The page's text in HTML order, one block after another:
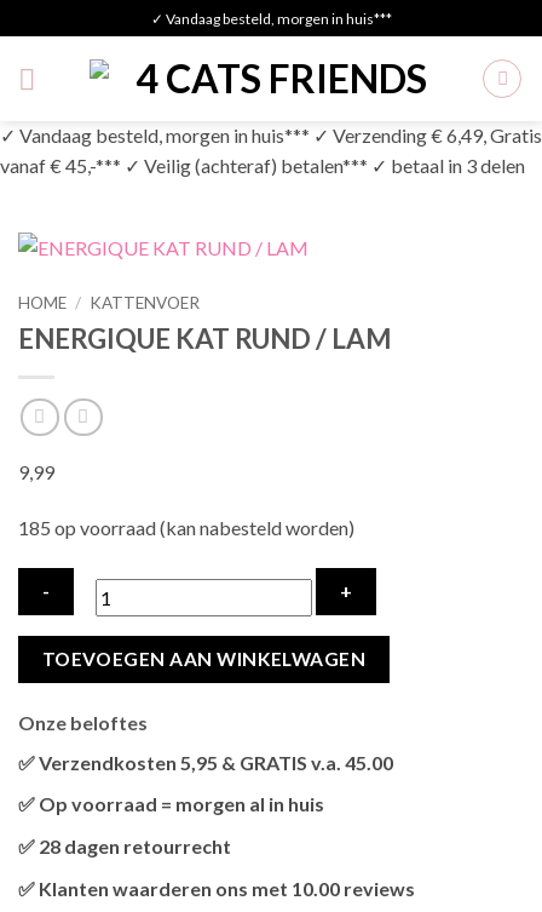
to
content
✓ Vandaag besteld, morgen in huis***
✓ Vandaag besteld, morgen in huis*** ✓ Verzending € 6,49, Gratis
vanaf € 45,-*** ✓ Veilig (achteraf) betalen*** ✓ betaal in 3 delen
HOME / KATTENVOER
ENERGIQUE KAT RUND / LAM
9,99
185 op voorraad (kan nabesteld worden)
ENERGIQUE
/
LAM
TOEVOEGEN AAN WINKELWAGEN
Onze beloftes
✅ Verzendkosten 5,95 & GRATIS v.a. 45.00
bestellingen v.a. 45,00 worden gratis verzonden.
✅ Op voorraad = morgen al in huis
hetvandaag nog verzonden
✅ 28 dagen retourrecht
retourneren.
✅ Klanten waarderen ons met 10.00 reviews